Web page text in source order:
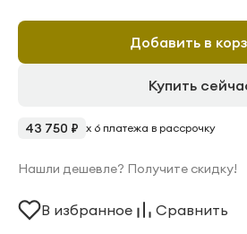
Добавить в
Купить
43 750 ₽ x 6 платежа в рассрочку
Нашли дешевле? Получите скидку!
В избранное Сравнить